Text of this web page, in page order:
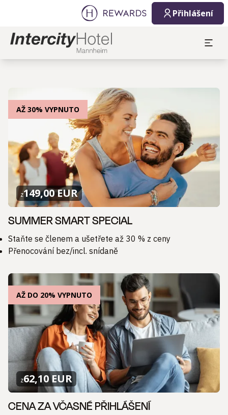
Přihlášení
AŽ 30% VYPNUTO
z149,00 EUR
SUMMER SMART SPECIAL
Staňte se členem a ušetřete až 30 % z ceny
Přenocování bez/incl. snídaně
AŽ DO 20% VYPNUTO
z62,10 EUR
CENA ZA VČASNÉ PŘIHLÁŠENÍ